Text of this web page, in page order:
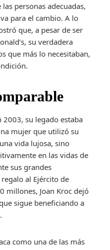
personas adecuadas,
para el cambio. A lo
que, a pesar de ser
su verdadera
que más lo necesitaban,
2003, su legado estaba
mujer que utilizó su
vida lujosa, sino
en las vidas de
sus grandes
al Ejército de
millones, Joan Kroc dejó
sigue beneficiando a
como una de las más